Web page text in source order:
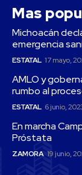
Mas
Michoacán
emergencia
ESTATAL 17 mayo,
AMLO y
rumbo al
ESTATAL 6 junio,
En marcha
Próstata
ZAMORA 19 junio,